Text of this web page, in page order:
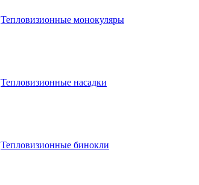
Тепловизионные монокуляры
Тепловизионные насадки
Тепловизионные бинокли